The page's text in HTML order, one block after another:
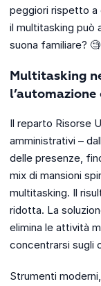
peggiori rispetto a
il multitasking può
suona familiare? 🧐
Multitasking
l’automazione
Il reparto Risorse
amministrativi –
delle presenze,
mix di mansioni
multitasking. Il
ridotta. La
elimina le attività
concentrarsi sugli
Strumenti